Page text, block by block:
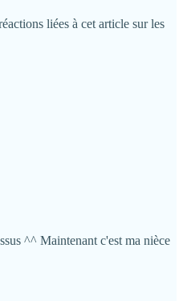
liées à cet article sur les
^^ Maintenant c'est ma nièce